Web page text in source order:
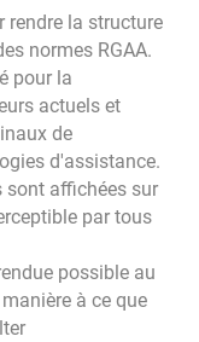
rendre la structure
normes RGAA.
pour la
actuels et
de
d'assistance.
sont affichées sur
par tous
possible au
à ce que